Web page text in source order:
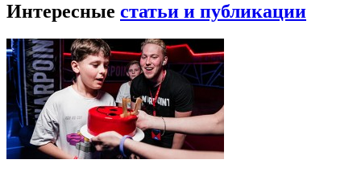
Интересные статьи и публикации